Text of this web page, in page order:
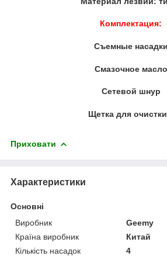
Комплектация:
Съемные насадки
Смазочное масло
Сетевой шнур
Щетка для
Приховати
Характеристики
Основні
Виробник
Geemy
Країна виробник
Китай
Кількість насадок
4